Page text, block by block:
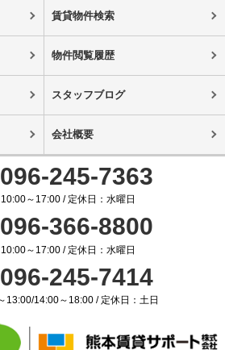
賃貸物件検索
物件閲覧履歴
スタッフブログ
会社概要
096-245-7363
～17:00 / 定休日：水曜日
096-366-8800
～17:00 / 定休日：水曜日
096-245-7414
13:00/14:00～18:00 / 定休日：土日